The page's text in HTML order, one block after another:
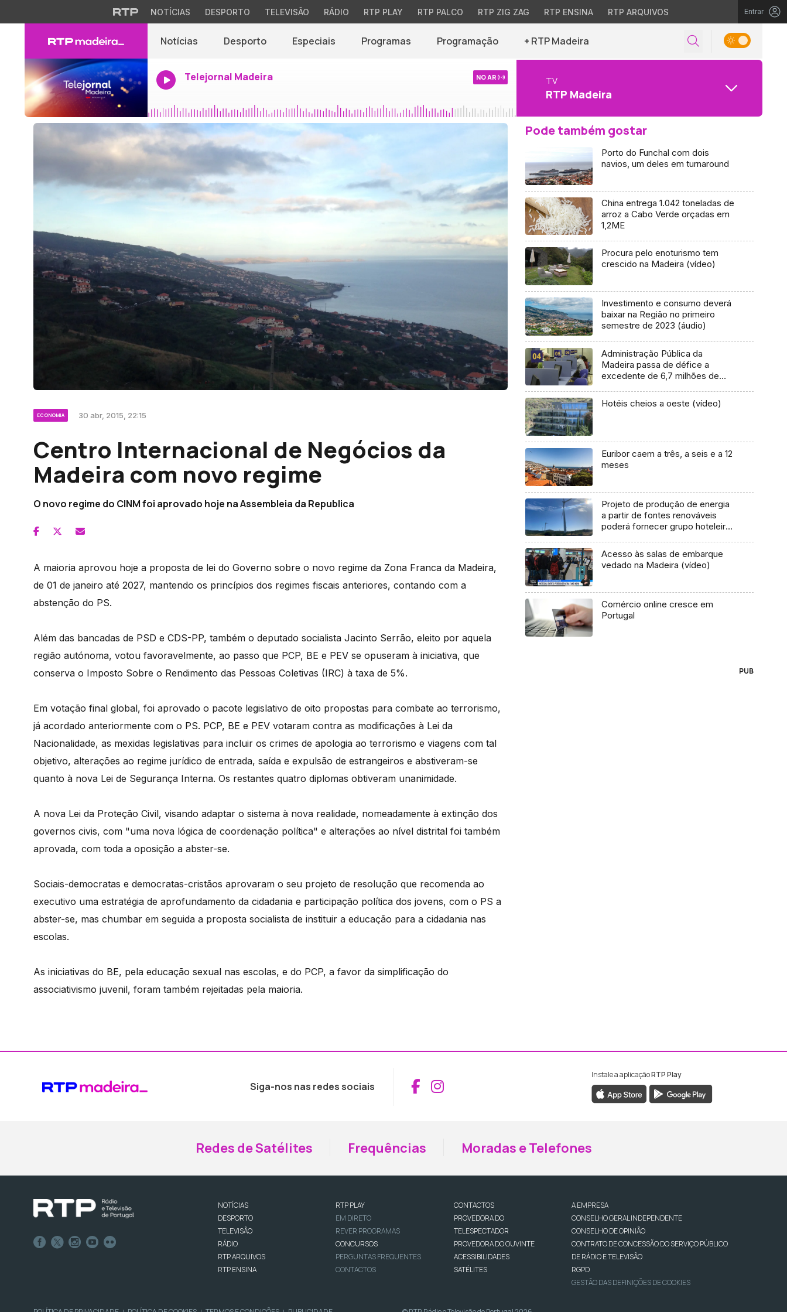
NOTÍCIAS DESPORTO TELEVISÃO RÁDIO RTP PLAY RTP PALCO RTP ZIG ZAG RTP ENSINA RTP ARQUIVOS Entrar
Notícias Desporto Especiais Programas Programação + RTP Madeira
Telejornal Madeira NO AR TV
RTP Madeira
ECONOMIA 30 abr, 2015, 22:15
Centro Internacional de Negócios da
Madeira com novo regime
O novo regime do CINM foi aprovado hoje na Assembleia da Republica
A maioria aprovou hoje a proposta de lei do Governo sobre o novo regime da Zona Franca da Madeira,
de 01 de janeiro até 2027, mantendo os princípios dos regimes fiscais anteriores, contando com a
abstenção do PS.
Além das bancadas de PSD e CDS-PP, também o deputado socialista Jacinto Serrão, eleito por aquela
região autónoma, votou favoravelmente, ao passo que PCP, BE e PEV se opuseram à iniciativa, que
conserva o Imposto Sobre o Rendimento das Pessoas Coletivas (IRC) à taxa de 5%.
Em votação final global, foi aprovado o pacote legislativo de oito propostas para combate ao terrorismo,
já acordado anteriormente com o PS. PCP, BE e PEV votaram contra as modificações à Lei da
Nacionalidade, as mexidas legislativas para incluir os crimes de apologia ao terrorismo e viagens com tal
objetivo, alterações ao regime jurídico de entrada, saída e expulsão de estrangeiros e abstiveram-se
quanto à nova Lei de Segurança Interna. Os restantes quatro diplomas obtiveram unanimidade.
A nova Lei da Proteção Civil, visando adaptar o sistema à nova realidade, nomeadamente à extinção dos
governos civis, com "uma nova lógica de coordenação política" e alterações ao nível distrital foi também
aprovada, com toda a oposição a abster-se.
Sociais-democratas e democratas-cristãos aprovaram o seu projeto de resolução que recomenda ao
executivo uma estratégia de aprofundamento da cidadania e participação política dos jovens, com o PS a
abster-se, mas chumbar em seguida a proposta socialista de instituir a educação para a cidadania nas
escolas.
As iniciativas do BE, pela educação sexual nas escolas, e do PCP, a favor da simplificação do
associativismo juvenil, foram também rejeitadas pela maioria.
Pode também gostar
Porto do Funchal com dois
navios, um deles em turnaround
China entrega 1.042 toneladas de
arroz a Cabo Verde orçadas em
1,2ME
Procura pelo enoturismo tem
crescido na Madeira (vídeo)
Investimento e consumo deverá
baixar na Região no primeiro
semestre de 2023 (áudio)
Administração Pública da
Madeira passa de défice a
excedente de 6,7 milhões de
Hotéis cheios a oeste (vídeo)
Euribor caem a três, a seis e a 12
meses
Projeto de produção de energia
a partir de fontes renováveis
poderá fornecer grupo hoteleiro
Acesso às salas de embarque
vedado na Madeira (vídeo)
Comércio online cresce em
Portugal
PUB
Siga-nos nas redes sociais Aceder ao Facebook da RTP Madeira
Aceder ao Instagram da RTP Madeira
Instale a aplicaçãoRTP Play
Redes de Satélites Frequências Moradas e Telefones
NOTÍCIAS
DESPORTO
TELEVISÃO
RÁDIO
RTP ARQUIVOS
RTP ENSINA
RTP PLAY
EM DIRETO
REVER PROGRAMAS
CONCURSOS
PERGUNTAS FREQUENTES
CONTACTOS
CONTACTOS
PROVEDORA DO
TELESPECTADOR
PROVEDORA DO OUVINTE
ACESSIBILIDADES
SATÉLITES
A EMPRESA
CONSELHO GERAL INDEPENDENTE
CONSELHO DE OPINIÃO
CONTRATO DE CONCESSÃO DO SERVIÇO PÚBLICO
DE RÁDIO E TELEVISÃO
RGPD
GESTÃO DAS DEFINIÇÕES DE COOKIES